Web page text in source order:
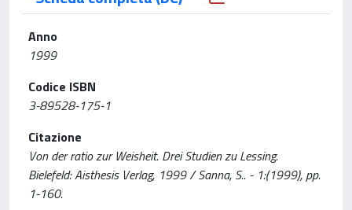
Anno
1999
Codice ISBN
3-89528-175-1
Citazione
Von der ratio zur Weisheit. Drei Studien zu Lessing.
Bielefeld: Aisthesis Verlag, 1999 / Sanna, S.. - 1:(1999), pp.
1-160.